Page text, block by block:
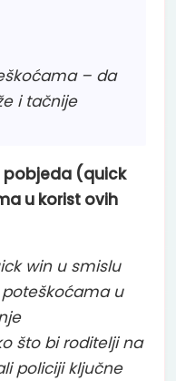
– da
i tačnije
pobjeda (quick
u korist ovih
win u smislu
u
što bi roditelji na
policiji ključne